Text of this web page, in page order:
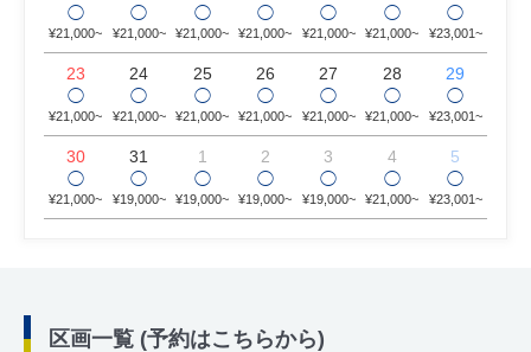
◯
¥21,000~
◯
¥21,000~
◯
¥21,000~
◯
¥21,000~
◯
¥21,000~
◯
¥21,000~
◯
¥23,001~
23
◯
¥21,000~
24
◯
¥21,000~
25
◯
¥21,000~
26
◯
¥21,000~
27
◯
¥21,000~
28
◯
¥21,000~
29
◯
¥23,001~
30
◯
¥21,000~
31
◯
¥19,000~
1
◯
¥19,000~
2
◯
¥19,000~
3
◯
¥19,000~
4
◯
¥21,000~
5
◯
¥23,001~
区画一覧 (予約はこちらから)